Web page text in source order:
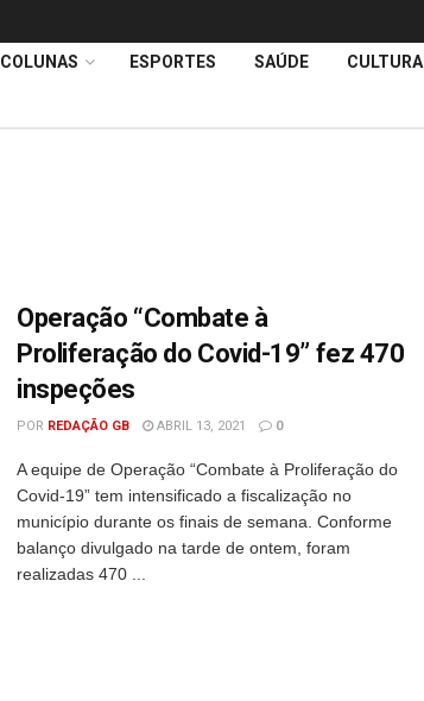
COLUNAS ESPORTES SAÚDE CULTURA
Operação “Combate à
Proliferação do Covid-19” fez 470
inspeções
POR REDAÇÃO GB ABRIL 13, 2021 0
A equipe de Operação “Combate à Proliferação do
Covid-19” tem intensificado a fiscalização no
município durante os finais de semana. Conforme
balanço divulgado na tarde de ontem, foram
realizadas 470 ...